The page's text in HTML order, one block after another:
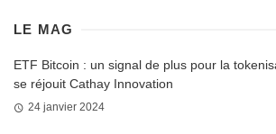
LE MAG
ETF Bitcoin : un signal de plus pour la
se réjouit Cathay Innovation
24 janvier 2024